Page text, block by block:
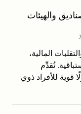
والهيئات
المالية،
تُقدِّم
قوية للأفراد ذوي